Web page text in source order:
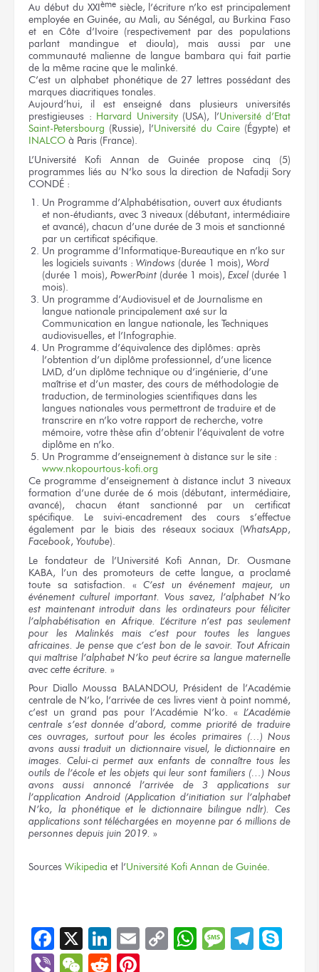
Au début du XXIèmesiècle, l’écriture n’ko est principalement
employée en Guinée, au Mali, au Sénégal, au Burkina Faso
et en Côte d’Ivoire (respectivement par des populations
parlant mandingue et dioula), mais aussi par une
communauté malienne de langue bambara qui fait partie
de la même racine que le malinké.
C’est un alphabet phonétique de 27 lettres possédant des
marques diacritiques tonales.
Aujourd’hui, il est enseigné dans plusieurs universités
prestigieuses : Harvard University(USA), l’Université d’Etat
Saint-Petersbourg (Russie), l’Université du Caire(Égypte) et
INALCO à Paris (France).
L’Université Kofi Annan de Guinée propose cinq (5)
programmes liés au N’ko sous la direction de Nafadji Sory
CONDÉ :
Un Programme d’Alphabétisation, ouvert aux étudiants
et non-étudiants, avec 3 niveaux (débutant, intermédiaire
et avancé), chacun d’une durée de 3 mois et sanctionné
par un certificat spécifique.
Un programme d’Informatique-Bureautique en n’ko sur
les logiciels suivants :Windows (durée 1 mois),Word
(durée 1 mois),PowerPoint (durée 1 mois),Excel (durée 1
mois).
Un programme d’Audiovisuel et de Journalisme en
langue nationale principalement axé sur la
Communication en langue nationale, les Techniques
audiovisuelles, et l’Infographie.
Un Programme d’équivalence des diplômes: après
l’obtention d’un diplôme professionnel, d’une licence
LMD, d’un diplôme technique ou d’ingénierie, d’une
maîtrise et d’un master, des cours de méthodologie de
traduction, de terminologies scientifiques dans les
langues nationales vous permettront de traduire et de
transcrire en n’ko votre rapport de recherche, votre
mémoire, votre thèse afin d’obtenir l’équivalent de votre
diplôme en n’ko.
Un Programme d’enseignement à distance sur le site :
www.nkopourtous-kofi.org
Ce programme d’enseignement à distance inclut 3 niveaux
formation d’une durée de 6 mois (débutant, intermédiaire,
avancé), chacun étant sanctionné par un certificat
spécifique. Le suivi-encadrement des cours s’effectue
également par le biais des réseaux sociaux (WhatsApp,
Facebook, Youtube).
Le fondateur de l’Université Kofi Annan, Dr. Ousmane
KABA, l’un des promoteurs de cette langue, a proclamé
toute sa satisfaction. « C’est un événement majeur, un
événement culturel important. Vous savez, l’alphabet N’ko
est maintenant introduit dans les ordinateurs pour féliciter
l’alphabétisation en Afrique. L’écriture n’est pas seulement
pour les Malinkés mais c’est pour toutes les langues
africaines. Je pense que c’est bon de le savoir. Tout Africain
qui maîtrise l’alphabet N’ko peut écrire sa langue maternelle
avec cette écriture. »
Pour Diallo Moussa BALANDOU, Président de l’Académie
centrale de N’ko, l’arrivée de ces livres vient à point nommé,
c’est un grand pas pour l’Académie N’ko. « L’Académie
centrale s’est donnée d’abord, comme priorité de traduire
ces ouvrages, surtout pour les écoles primaires (…) Nous
avons aussi traduit un dictionnaire visuel, le dictionnaire en
images. Celui-ci permet aux enfants de connaître tous les
outils de l’école et les objets qui leur sont familiers (…) Nous
avons aussi annoncé l’arrivée de 3 applications sur
l’application Android (Application d’initiation sur l’alphabet
N’ko, la phonétique et le dictionnaire bilingue ndlr). Ces
applications sont téléchargées en moyenne par 6 millions de
personnes depuis juin 2019. »
Sources Wikipedia et l’Université Kofi Annan de Guinée.
Facebook
X LinkedIn
EmailCopyWhatsApp
Message
ViberWeChat
Reddit